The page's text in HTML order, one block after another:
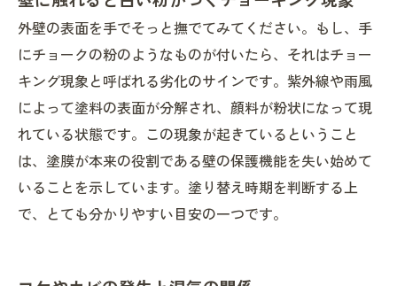
外壁の表面を手でそっと撫でてみてください。もし、手
にチョークの粉のようなものが付いたら、それはチョー
キング現象と呼ばれる劣化のサインです。紫外線や雨風
によって塗料の表面が分解され、顔料が粉状になって現
れている状態です。この現象が起きているということ
は、塗膜が本来の役割である壁の保護機能を失い始めて
いることを示しています。塗り替え時期を判断する上
で、とても分かりやすい目安の一つです。